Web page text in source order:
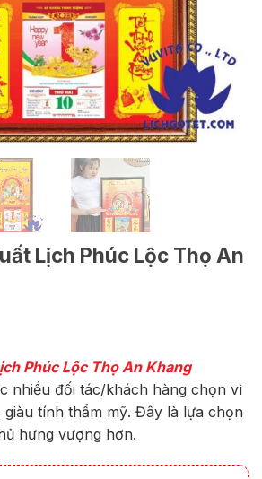
Lịch Phúc Lộc Thọ An
Phúc Lộc Thọ An Khang
nhiều đối tác/khách hàng chọn vì
tính thẩm mỹ. Đây là lựa chọn
hưng vượng hơn.